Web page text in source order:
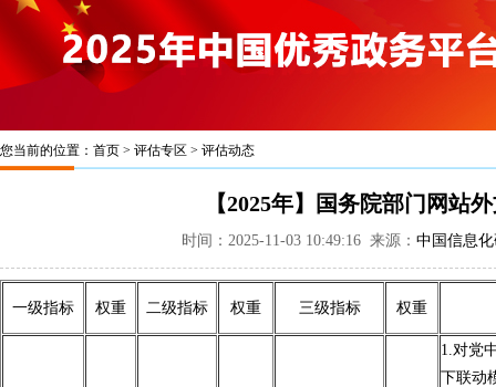
您当前的位置： 首页 > 评估专区 > 评估动态
【2025年】国务院部门网站
时间：2025-11-03 10:49:16 来源： 中国信息
一级指标 权重 二级指标 权重 三级指标 权重
1.对党
下联动